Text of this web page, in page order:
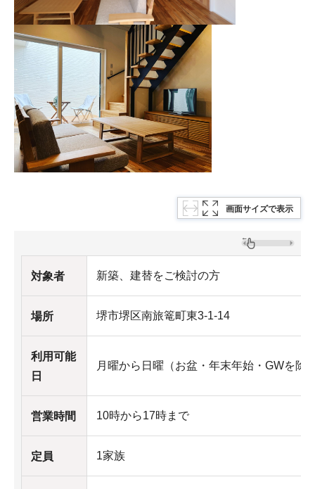
画面サイズで表示
対象者 新築、建替をご検討の方
場所 堺市堺区南旅篭町東3-1-14
利用可能
日
月曜から日曜（お盆・年末年始・GWを除
営業時間 10時から17時まで
定員 1家族